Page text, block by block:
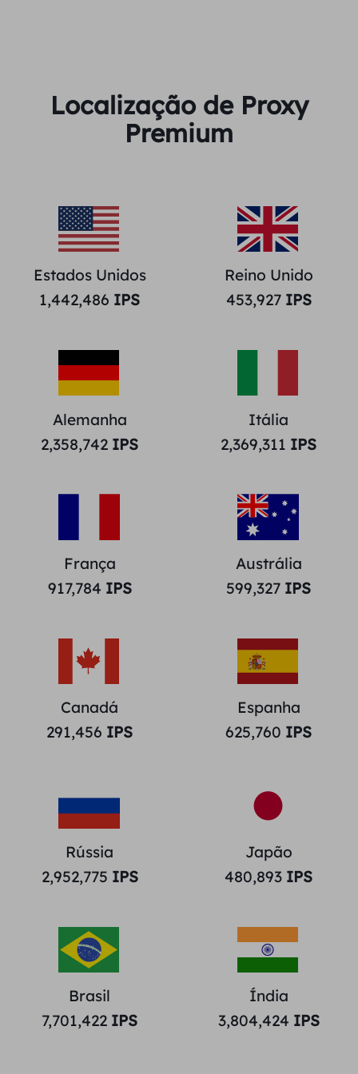
Localização de Proxy
Premium
Estados Unidos
1,442,486 IPS
Reino Unido
453,927IPS
Alemanha
2,358,742 IPS
Itália
2,369,311 IPS
França
917,784 IPS
Austrália
599,327 IPS
Canadá
291,456 IPS
Espanha
625,760 IPS
Rússia
2,952,775 IPS
Japão
480,893 IPS
Brasil
7,701,422 IPS
Índia
3,804,424 IPS